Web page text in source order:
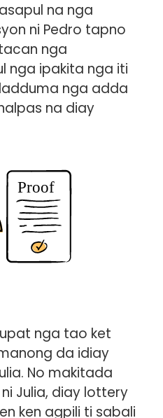
na nga
ni Pedro tapno
nga
nga ipakita nga iti
nga adda
na diay
nga tao ket
da idiay
No makitada
Julia, diay lottery
ken agpili ti sabali